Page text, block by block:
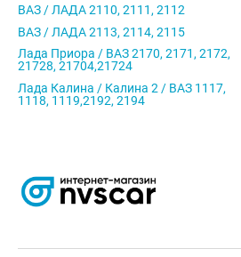
ВАЗ / ЛАДА 2110, 2111, 2112
ВАЗ / ЛАДА 2113, 2114, 2115
Лада Приора / ВАЗ 2170, 2171, 2172,
21728, 21704,21724
Лада Калина / Калина 2 / ВАЗ 1117,
1118, 1119,2192, 2194